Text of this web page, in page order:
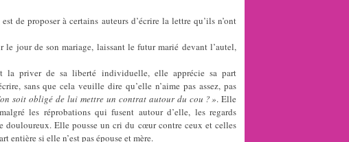
de proposer à certains auteurs d’écrire la lettre qu’ils n’ont
jour de son mariage, laissant le futur marié devant l’autel,
la priver de sa liberté individuelle, elle apprécie sa part
sans que cela veuille dire qu’elle n’aime pas assez, pas
soit obligé de lui mettre un contrat autour du cou ? ». Elle
les réprobations qui fusent autour d’elle, les regards
douloureux. Elle pousse un cri du cœur contre ceux et celles
entière si elle n’est pas épouse et mère.